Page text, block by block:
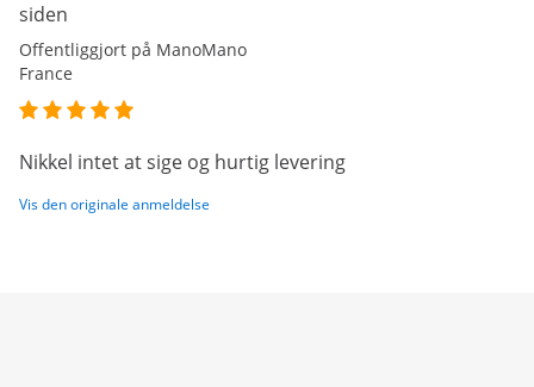
siden
Offentliggjort på ManoMano
France
Nikkel intet at sige og hurtig levering
Vis den originale anmeldelse